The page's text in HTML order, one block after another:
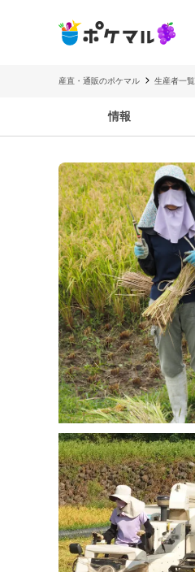
産直・通販のポケマル 生産者一覧
情報